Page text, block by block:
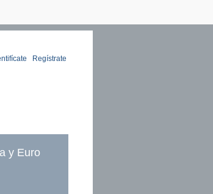
Regístrate
y Euro